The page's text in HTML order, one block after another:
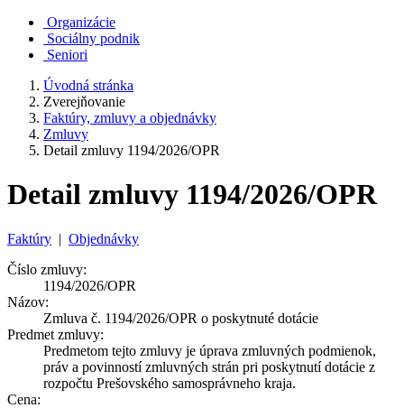
Organizácie
Sociálny podnik
Seniori
Úvodná stránka
Zverejňovanie
Faktúry, zmluvy a objednávky
Zmluvy
Detail zmluvy 1194/2026/OPR
Detail zmluvy 1194/2026/OPR
Faktúry | Objednávky
Číslo zmluvy:
1194/2026/OPR
Názov:
Zmluva č. 1194/2026/OPR o poskytnuté dotácie
Predmet zmluvy:
Predmetom tejto zmluvy je úprava zmluvných podmienok,
práv a povinností zmluvných strán pri poskytnutí dotácie z
rozpočtu Prešovského samosprávneho kraja.
Cena: